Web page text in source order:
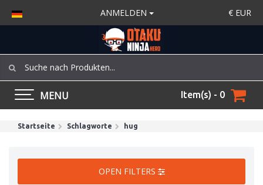
ANMELDEN € EUR
MENU Item(s) - 0
Startseite Schlagworte hug
OPEN FILTERS